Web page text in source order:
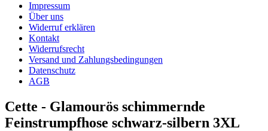
Impressum
Über uns
Widerruf erklären
Kontakt
Widerrufsrecht
Versand und Zahlungsbedingungen
Datenschutz
AGB
Cette - Glamourös schimmernde
Feinstrumpfhose schwarz-silbern 3XL